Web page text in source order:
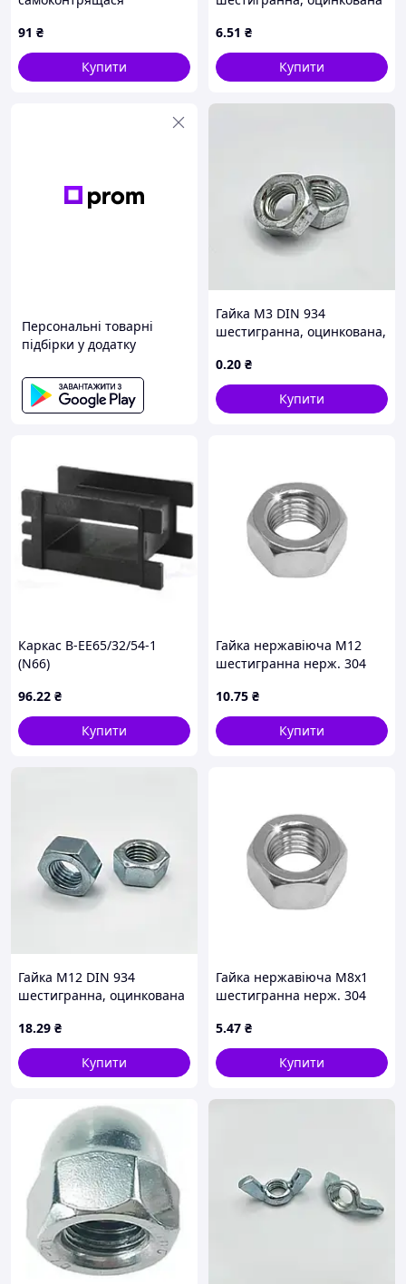
91 ₴
Купити
6.51 ₴
Купити
Персональні товарні
підбірки у додатку
Гайка М3 DIN 934
шестигранна, оцинкована,
0.20 ₴
Купити
Каркас B-EE65/32/54-1
(N66)
96.22 ₴
Купити
Гайка нержавіюча М12
шестигранна нерж. 304
10.75 ₴
Купити
Гайка М12 DIN 934
шестигранна, оцинкована
18.29 ₴
Купити
Гайка нержавіюча М8х1
шестигранна нерж. 304
5.47 ₴
Купити